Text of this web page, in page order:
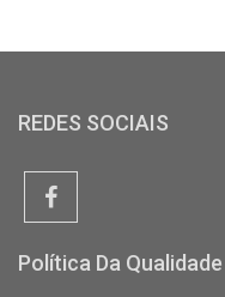
REDES SOCIAIS
Política Da Qualidade